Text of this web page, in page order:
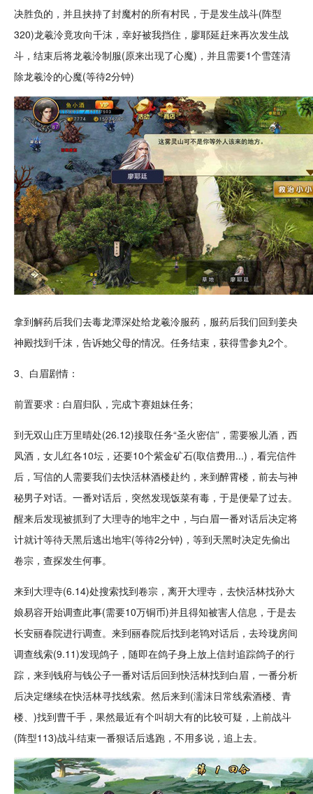
决胜负的，并且挟持了封魔村的所有村民，于是发生战斗(阵型
320)龙羲泠竟攻向千沫，幸好被我挡住，廖耶延赶来再次发生战
斗，结束后将龙羲泠制服(原来出现了心魔)，并且需要1个雪莲清
除龙羲泠的心魔(等待2分钟)
拿到解药后我们去毒龙潭深处给龙羲泠服药，服药后我们回到姜央
神殿找到千沫，告诉她父母的情况。任务结束，获得雪参丸2个。
3、白眉剧情：
前置要求：白眉归队，完成卞赛姐妹任务;
到无双山庄万里晴处(26.12)接取任务“圣火密信”，需要猴儿酒，西
凤酒，女儿红各10坛，还要10个紫金矿石(取信费用...)，看完信件
后，写信的人需要我们去快活林酒楼赴约，来到醉霄楼，前去与神
秘男子对话。一番对话后，突然发现饭菜有毒，于是便晕了过去。
醒来后发现被抓到了大理寺的地牢之中，与白眉一番对话后决定将
计就计等待天黑后逃出地牢(等待2分钟)，等到天黑时决定先偷出
卷宗，查探发生何事。
来到大理寺(6.14)处搜索找到卷宗，离开大理寺，去快活林找孙大
娘易容开始调查此事(需要10万铜币)并且得知被害人信息，于是去
长安丽春院进行调查。来到丽春院后找到老鸨对话后，去玲珑房间
调查线索(9.11)发现鸽子，随即在鸽子身上放上信封追踪鸽子的行
踪，来到钱府与钱公子一番对话后回到快活林找到白眉，一番分析
后决定继续在快活林寻找线索。然后来到(濡沫日常线索酒楼、青
楼、)找到曹千手，果然最近有个叫胡大有的比较可疑，上前战斗
(阵型113)战斗结束一番狠话后逃跑，不用多说，追上去。